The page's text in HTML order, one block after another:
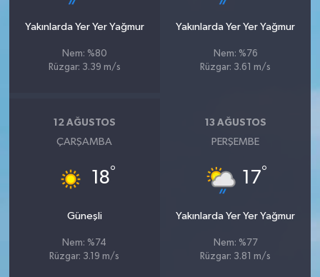
Yakınlarda Yer Yer Yağmur
Nem: %80
Rüzgar: 3.39 m/s
Yakınlarda Yer Yer Yağmur
Nem: %76
Rüzgar: 3.61 m/s
12 AĞUSTOS
ÇARŞAMBA
18°
Güneşli
Nem: %74
Rüzgar: 3.19 m/s
13 AĞUSTOS
PERŞEMBE
17°
Yakınlarda Yer Yer Yağmur
Nem: %77
Rüzgar: 3.81 m/s